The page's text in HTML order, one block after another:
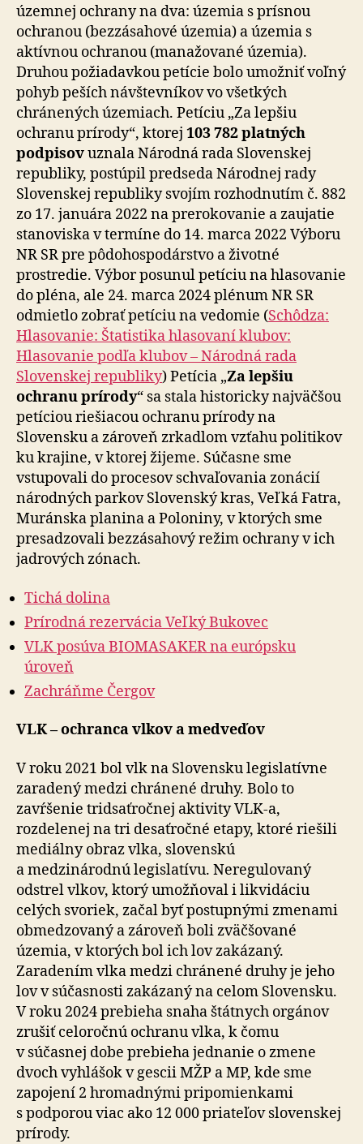
územnej ochrany na dva: územia s prísnou
ochranou (bezzásahové územia) a územia s
aktívnou ochranou (manažované územia).
Druhou požiadavkou petície bolo umožniť voľný
pohyb peších návštevníkov vo všetkých
chránených územiach. Petíciu „Za lepšiu
ochranu prírody“, ktorej 103 782 platných
podpisovuznala Národná rada Slovenskej
republiky, postúpil predseda Národnej rady
Slovenskej republiky svojím rozhodnutím č. 882
zo 17. januára 2022 na prerokovanie a zaujatie
stanoviska v termíne do 14. marca 2022 Výboru
NR SR pre pôdohospodárstvo a ži­vot­né
prostredie. Výbor posunul petíciu na hlasovanie
do pléna, ale 24. marca 2024 plénum NR SR
odmietlo zobrať petíciu na vedomie (Schôdza:
Hlasovanie: Štatistika hlasovaní klubov:
Hlasovanie podľa klubov – Národná rada
Slovenskej republiky) Petícia „Za lepšiu
ochranu prírody“ sa stala historicky najväčšou
petíciou riešiacou ochranu prírody na
Slovensku a zároveň zrkadlom vzťahu politikov
ku krajine, v ktorej žijeme. Súčasne sme
vstupovali do procesov schvaľovania zonácií
národných parkov Slovenský kras, Veľká Fatra,
Muránska planina a Poloniny, v ktorých sme
presadzovali bezzásahový režim ochrany v ich
jadrových zónach.
Tichá dolina
Prírodná rezervácia Veľký Bukovec
VLK posúva BIOMASAKER na európsku
úroveň
Zachráňme Čergov
VLK – ochranca vlkov a medveďov
V roku 2021 bol vlk na Slovensku legislatívne
zaradený medzi chránené druhy. Bolo to
zavŕšenie tridsaťročnej aktivity VLK-a,
rozdelenej na tri desaťročné etapy, ktoré riešili
mediálny obraz vlka, slovenskú
a medzinárodnú legislatívu. Neregulovaný
odstrel vlkov, ktorý umožňoval i likvidáciu
celých svoriek, začal byť postupnými zme­na­mi
obmedzovaný a zároveň boli zväčšované
územia, v ktorých bol ich lov zakázaný.
Zaradením vlka medzi chránené druhy je jeho
lov v súčasnosti zakázaný na ce­lom Slovensku.
V roku 2024 prebieha snaha štátnych orgánov
zrušiť celoročnú ochranu vlka, k čomu
v súčasnej dobe prebieha jednanie o zmene
dvoch vyhlášok v gescii MŽP a MP, kde sme
zapojení 2 hromadnými pri­po­mien­kami
s podporou viac ako 12 000 priateľov slovenskej
prírody.